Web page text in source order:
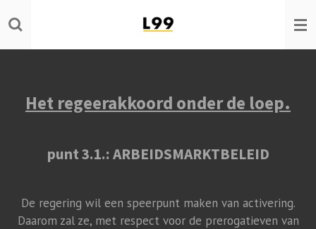
Ga
direct
naar
Het regeerakkoord onder de loep.
punt 3.1.: ARBEIDSMARKTBELEID
De regering wil een speerpunt maken van activering.
Daarom zal ze, met respect voor de prerogatieven van